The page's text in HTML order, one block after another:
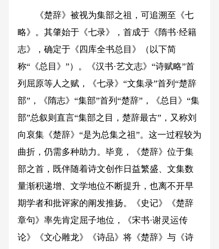
《楚辞》被视为集部之祖，可追溯至《七
略》。其肇始于《七录》，首成于《隋书·经籍
志》，确定于《四库全书总目》（以下简
称“《总目》”）。《汉书·艺文志》“诗赋略”首
列屈原等人之赋，《七录》“文集录”首列“楚辞
部”，《隋志》“集部”首列“楚辞”，《总目》“集
部”总叙则直言“集部之目，楚辞最古”，又称刘
向裒集《楚辞》“是为总集之祖”。这一过程较为
曲折，仍需多种助力。毕竟，《楚辞》位于集
部之首，既伴随着诗文创作日益繁盛、文集数
量渐积递增、文学地位不断提升，也离不开早
期学者和批评家的阐发推扬。《史记》《楚辞
章句》率先肯定屈子地位，《宋书·谢灵运传
论》《文心雕龙》《诗品》将《楚辞》与《诗